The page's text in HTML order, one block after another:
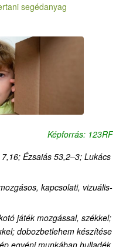
segédanyag
Képforrás: 123RF
Ézsaiás 53,2–3; Lukács
kapcsolati, vizuális-
játék mozgással, székkel;
dobozbetlehem készítése
egyéni munkában hulladék